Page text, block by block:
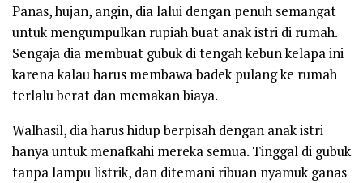
Panas, hujan, angin, dia lalui dengan penuh semangat
untuk mengumpulkan rupiah buat anak istri di rumah.
Sengaja dia membuat gubuk di tengah kebun kelapa ini
karena kalau harus membawa badek pulang ke rumah
terlalu berat dan memakan biaya.
Walhasil, dia harus hidup berpisah dengan anak istri
hanya untuk menafkahi mereka semua. Tinggal di gubuk
tanpa lampu listrik, dan ditemani ribuan nyamuk ganas